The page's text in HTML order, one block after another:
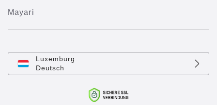
Mayari
Luxemburg
Deutsch